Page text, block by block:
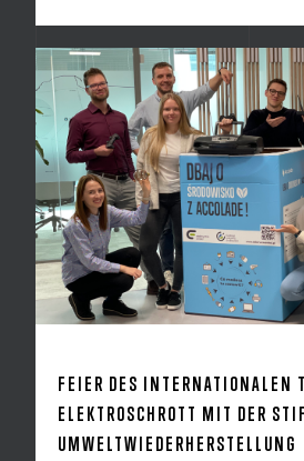
FEIER DES INTERNATIONALEN
ELEKTROSCHROTT MIT DER
UMWELTWIEDERHERSTELLUNG